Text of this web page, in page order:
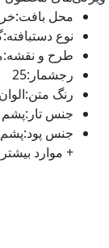
محل بافت:
نوع دستبافته:
طرح و نقشه:
رجشمار :
25
رنگ متن:الوان
جنس تار :پشم
جنس پود:پشم
+ موارد بیشتر